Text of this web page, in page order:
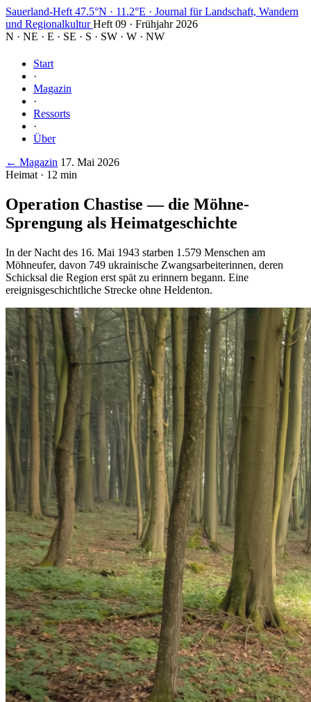
Sauerland-Heft 47.5°N · 11.2°E · Journal für Landschaft, Wandern
und Regionalkultur Heft 09 · Frühjahr 2026
N · NE · E · SE · S · SW · W · NW
Start
·
Magazin
·
Ressorts
·
Über
← Magazin 17. Mai 2026
Heimat · 12 min
Operation Chastise — die Möhne-
Sprengung als Heimatgeschichte
In der Nacht des 16. Mai 1943 starben 1.579 Menschen am
Möhneufer, davon 749 ukrainische Zwangsarbeiterinnen, deren
Schicksal die Region erst spät zu erinnern begann. Eine
ereignisgeschichtliche Strecke ohne Heldenton.